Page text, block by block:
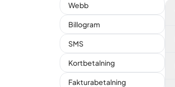
Webb
Billogram
SMS
Kortbetalning
Fakturabetalning